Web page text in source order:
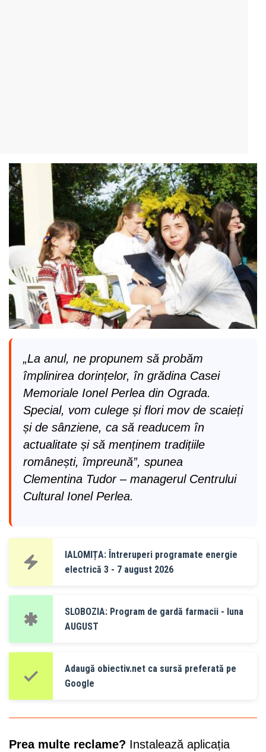
„La anul, ne propunem să probăm
împlinirea dorințelor, în grădina Casei
Memoriale Ionel Perlea din Ograda.
Special, vom culege și flori mov de scaieți
și de sânziene, ca să readucem în
actualitate și să menținem tradițiile
românești, împreună”, spunea
Clementina Tudor – managerul Centrului
Cultural Ionel Perlea.
IALOMIȚA: Întreruperi programate energie
electrică 3 - 7 august 2026
SLOBOZIA: Program de gardă farmacii - luna
AUGUST
Adaugă obiectiv.net ca sursă preferată pe
Google
Prea multe reclame? Instalează aplicația